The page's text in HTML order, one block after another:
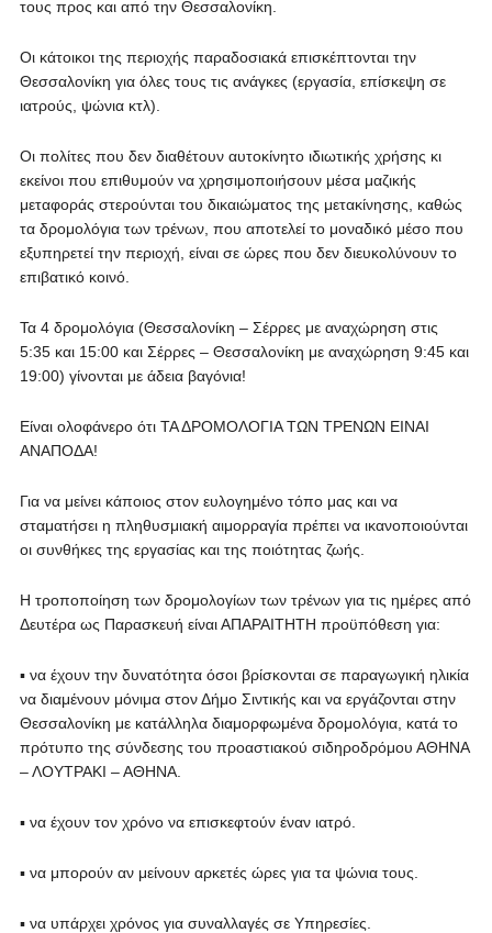
τους προς και από την Θεσσαλονίκη.
Οι κάτοικοι της περιοχής παραδοσιακά επισκέπτονται την
Θεσσαλονίκη για όλες τους τις ανάγκες (εργασία, επίσκεψη σε
ιατρούς, ψώνια κτλ).
Οι πολίτες που δεν διαθέτουν αυτοκίνητο ιδιωτικής χρήσης κι
εκείνοι που επιθυμούν να χρησιμοποιήσουν μέσα μαζικής
μεταφοράς στερούνται του δικαιώματος της μετακίνησης, καθώς
τα δρομολόγια των τρένων, που αποτελεί το μοναδικό μέσο που
εξυπηρετεί την περιοχή, είναι σε ώρες που δεν διευκολύνουν το
επιβατικό κοινό.
Τα 4 δρομολόγια (Θεσσαλονίκη – Σέρρες με αναχώρηση στις
5:35 και 15:00 και Σέρρες – Θεσσαλονίκη με αναχώρηση 9:45 και
19:00) γίνονται με άδεια βαγόνια!
Είναι ολοφάνερο ότι ΤΑ ΔΡΟΜΟΛΟΓΙΑ ΤΩΝ ΤΡΕΝΩΝ ΕΙΝΑΙ
ΑΝΑΠΟΔΑ!
Για να μείνει κάποιος στον ευλογημένο τόπο μας και να
σταματήσει η πληθυσμιακή αιμορραγία πρέπει να ικανοποιούνται
οι συνθήκες της εργασίας και της ποιότητας ζωής.
Η τροποποίηση των δρομολογίων των τρένων για τις ημέρες από
Δευτέρα ως Παρασκευή είναι ΑΠΑΡΑΙΤΗΤΗ προϋπόθεση για:
▪ να έχουν την δυνατότητα όσοι βρίσκονται σε παραγωγική ηλικία
να διαμένουν μόνιμα στον Δήμο Σιντικής και να εργάζονται στην
Θεσσαλονίκη με κατάλληλα διαμορφωμένα δρομολόγια, κατά το
πρότυπο της σύνδεσης του προαστιακού σιδηροδρόμου ΑΘΗΝΑ
– ΛΟΥΤΡΑΚΙ – ΑΘΗΝΑ.
▪ να έχουν τον χρόνο να επισκεφτούν έναν ιατρό.
▪ να μπορούν αν μείνουν αρκετές ώρες για τα ψώνια τους.
▪ να υπάρχει χρόνος για συναλλαγές σε Υπηρεσίες.